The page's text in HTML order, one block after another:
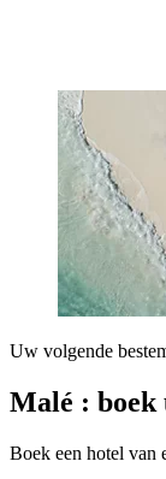
Uw volgende
Malé : boek
Boek een hotel van